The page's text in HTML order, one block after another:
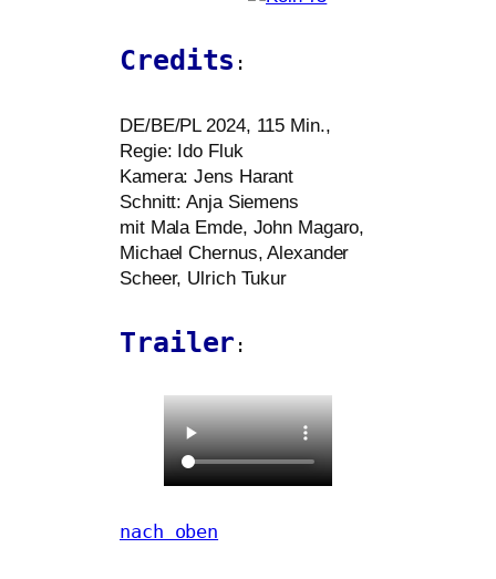
Credits :
DE/BE/PL2024, 115 Min.,
Regie: Ido Fluk
Kamera: Jens Harant
Schnitt: Anja Siemens
mit Mala Emde, John Magaro,
Michael Chernus, Alexander
Scheer, Ulrich Tukur
Trailer :
nach oben